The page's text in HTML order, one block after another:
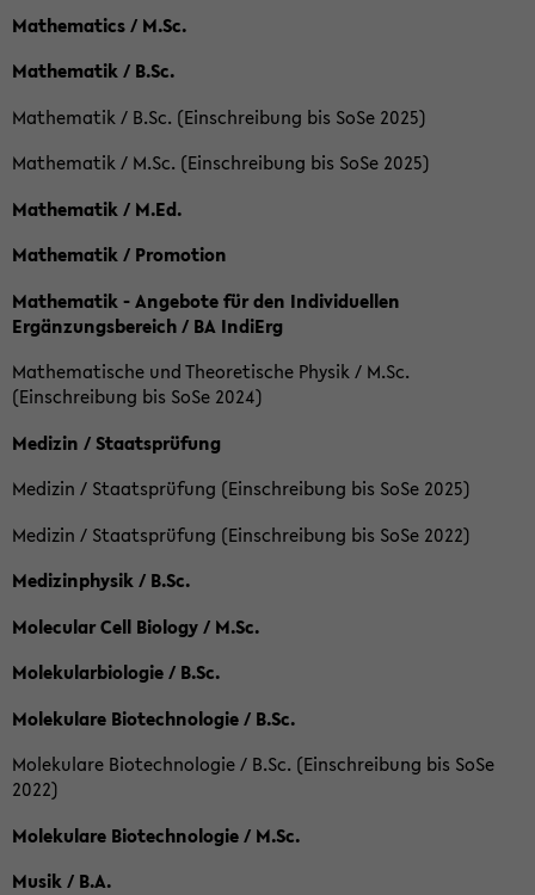
Mathematics / M.Sc.
Mathematik / B.Sc.
Mathematik / B.Sc. (Einschreibung bis SoSe 2025)
Mathematik / M.Sc. (Einschreibung bis SoSe 2025)
Mathematik / M.Ed.
Mathematik / Promotion
Mathematik - Angebote für den Individuellen
Ergänzungsbereich / BA IndiErg
Mathematische und Theoretische Physik / M.Sc.
(Einschreibung bis SoSe 2024)
Medizin / Staatsprüfung
Medizin / Staatsprüfung (Einschreibung bis SoSe 2025)
Medizin / Staatsprüfung (Einschreibung bis SoSe 2022)
Medizinphysik / B.Sc.
Molecular Cell Biology / M.Sc.
Molekularbiologie / B.Sc.
Molekulare Biotechnologie / B.Sc.
Molekulare Biotechnologie / B.Sc. (Einschreibung bis SoSe
2022)
Molekulare Biotechnologie / M.Sc.
Musik / B.A.